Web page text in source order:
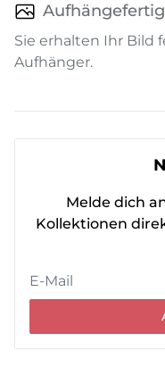
Sie erhalten Ihr Bild
Aufhänger.
Melde dich
Kollektionen